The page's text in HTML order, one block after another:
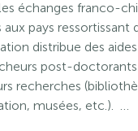
échanges franco-
pays ressortissant
distribue des
post-
recherches
musées, etc.). …